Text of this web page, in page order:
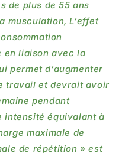
de plus de 55 ans
musculation, L’effet
en liaison avec la
permet d’augmenter
travail et devrait avoir
pendant
intensité équivalant à
maximale de
de répétition » est